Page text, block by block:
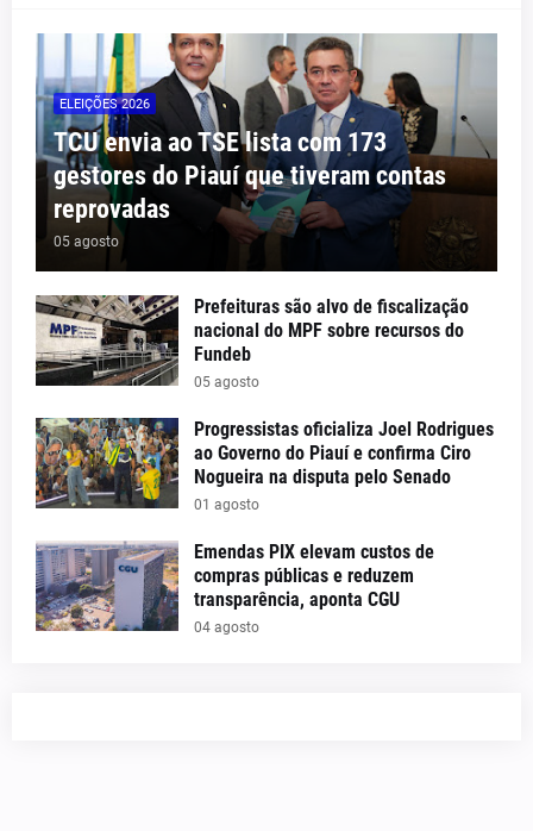
ELEIÇÕES 2026
TCU envia ao TSE lista com 173
gestores do Piauí que tiveram contas
reprovadas
05 agosto
Prefeituras são alvo de fiscalização
nacional do MPF sobre recursos do
Fundeb
05 agosto
Progressistas oficializa Joel Rodrigues
ao Governo do Piauí e confirma Ciro
Nogueira na disputa pelo Senado
01 agosto
Emendas PIX elevam custos de
compras públicas e reduzem
transparência, aponta CGU
04 agosto